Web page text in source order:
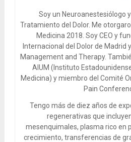
Soy un Neuroanestesiólogo
Tratamiento del Dolor. Me
Medicina 2018. Soy CEO y
Internacional del Dolor de Madrid
Management and Therapy.
AIUM (Instituto
Medicina) y miembro del Comité
Pain
Tengo más de diez años de
regenerativas que
mesenquimales, plasma rico en
crecimiento, transferencias de